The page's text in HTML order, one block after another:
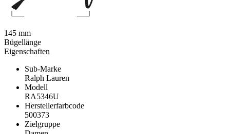
Eigenschaften
Sub-Marke
Ralph Lauren
Modell
RA5346U
Herstellerfarbcode
500373
Zielgruppe
145 mm
Bügellänge